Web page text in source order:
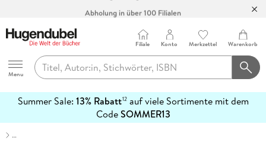
Abholung in über 100 Filialen
Hugendubel
Menu
Filiale Konto Merkzettel Warenkorb
Summer Sale: 13% Rabatt12auf viele Sortimente mit dem
CodeSOMMER13
erfahren
…